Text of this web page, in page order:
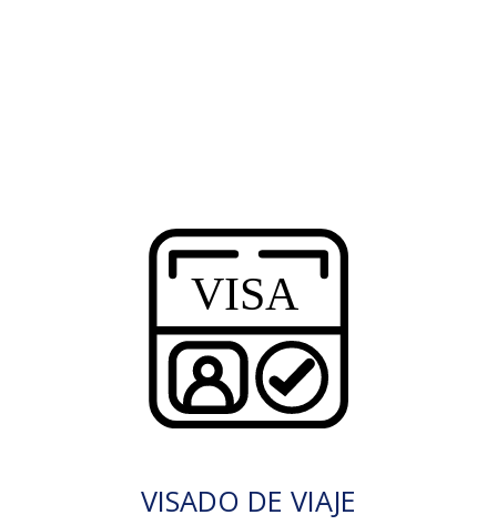
VISADO DE VIAJE